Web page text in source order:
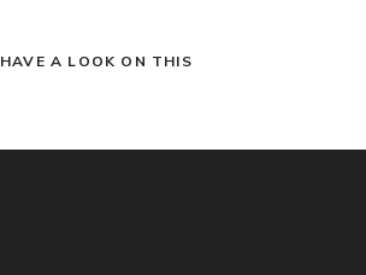
HAVE A LOOK ON THIS